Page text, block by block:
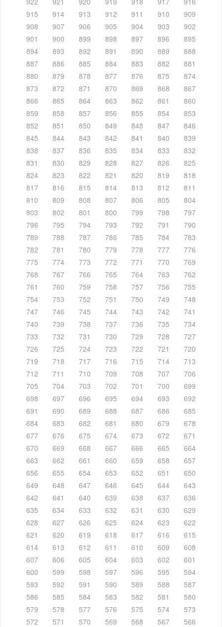
915
914 913 912 911 910
909
908
907 906 905 904 903
902
901
900 899 898 897 896
895
894
893 892 891 890 889
888
887
886 885 884 883 882
881
880
879 878 877 876 875
874
873
872 871 870 869 868
867
866
865 864 863 862 861
860
859
858 857 856 855 854
853
852
851 850 849 848 847
846
845
844 843 842 841 840
839
838
837 836 835 834 833
832
831
830 829 828 827 826
825
824
823 822 821 820 819
818
817
816 815 814 813 812
811
810
809 808 807 806 805
804
803
802 801 800 799 798
797
796
795 794 793 792 791
790
789
788 787 786 785 784
783
782
781 780 779 778 777
776
775
774 773 772 771 770
769
768
767 766 765 764 763
762
761
760 759 758 757 756
755
754
753 752 751 750 749
748
747
746 745 744 743 742
741
740
739 738 737 736 735
734
733
732 731 730 729 728
727
726
725 724 723 722 721
720
719
718 717 716 715 714
713
712
711 710 709 708 707
706
705
704 703 702 701 700
699
698
697 696 695 694 693
692
691
690 689 688 687 686
685
684
683 682 681 680 679
678
677
676 675 674 673 672
671
670
669 668 667 666 665
664
663
662 661 660 659 658
657
656
655 654 653 652 651
650
649
648 647 646 645 644
643
642
641 640 639 638 637
636
635
634 633 632 631 630
629
628
627 626 625 624 623
622
621
620 619 618 617 616
615
614
613 612 611 610 609
608
607
606 605 604 603 602
601
600
599 598 597 596 595
594
593
592 591 590 589 588
587
586
585 584 583 582 581
580
579
578 577 576 575 574
573
572
571 570 569 568 567
566